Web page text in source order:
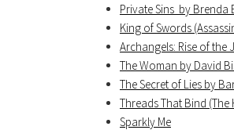
Private Sins by Brenda
King of Swords
Archangels: Rise of the
The Woman by David
The Secret of Lies by
Threads That Bind
Sparkly Me